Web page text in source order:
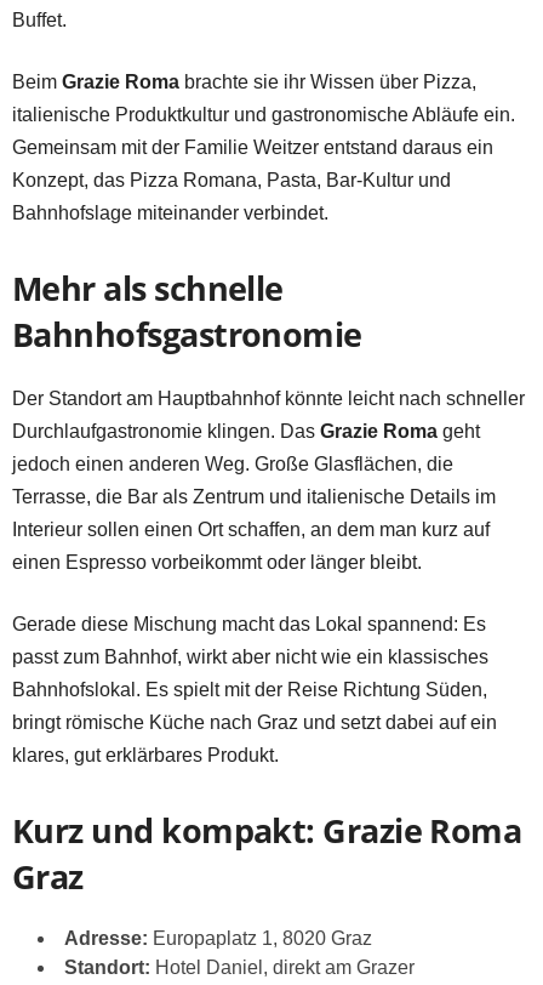
Buffet.
Beim Grazie Roma brachte sie ihr Wissen über Pizza,
italienische Produktkultur und gastronomische Abläufe ein.
Gemeinsam mit der Familie Weitzer entstand daraus ein
Konzept, das Pizza Romana, Pasta, Bar-Kultur und
Bahnhofslage miteinander verbindet.
Mehr als schnelle
Bahnhofsgastronomie
Der Standort am Hauptbahnhof könnte leicht nach schneller
Durchlaufgastronomie klingen. Das Grazie Roma geht
jedoch einen anderen Weg. Große Glasflächen, die
Terrasse, die Bar als Zentrum und italienische Details im
Interieur sollen einen Ort schaffen, an dem man kurz auf
einen Espresso vorbeikommt oder länger bleibt.
Gerade diese Mischung macht das Lokal spannend: Es
passt zum Bahnhof, wirkt aber nicht wie ein klassisches
Bahnhofslokal. Es spielt mit der Reise Richtung Süden,
bringt römische Küche nach Graz und setzt dabei auf ein
klares, gut erklärbares Produkt.
Kurz und kompakt: Grazie Roma
Graz
Adresse: Europaplatz 1, 8020 Graz
Standort: Hotel Daniel, direkt am Grazer